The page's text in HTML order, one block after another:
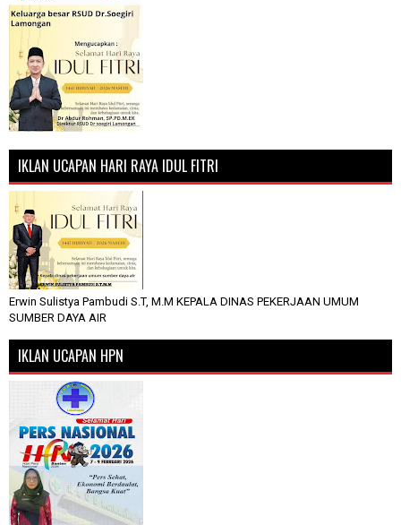
IKLAN UCAPAN HARI RAYA IDUL FITRI
Erwin Sulistya Pambudi S.T, M.M KEPALA DINAS PEKERJAAN UMUM
SUMBER DAYA AIR
IKLAN UCAPAN HPN